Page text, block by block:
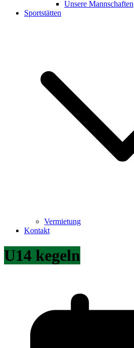
Unsere Mannschaften
Sportstätten
Vermietung
Kontakt
U14 kegeln